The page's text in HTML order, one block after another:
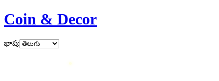
Coin & Decor
భాష: